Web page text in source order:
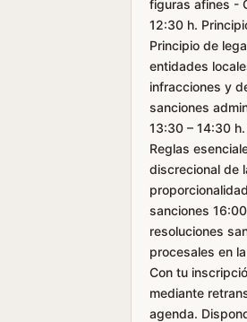
figuras afines -
12:30 h.
Principio de
entidades
infracciones y
sanciones
13:30 – 14:30
Reglas
discrecional de
sanciones
resoluciones
procesales en
Con tu
mediante
agenda.